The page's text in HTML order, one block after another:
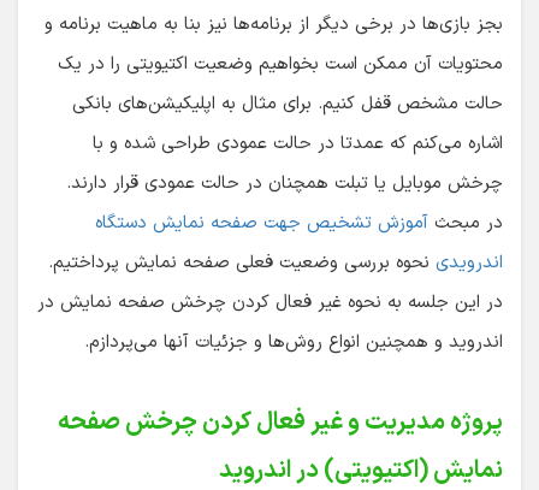
بجز بازی‌ها در برخی دیگر از برنامه‌ها نیز بنا به ماهیت برنامه و
محتویات آن ممکن است بخواهیم وضعیت اکتیویتی را در یک
حالت مشخص قفل کنیم. برای مثال به اپلیکیشن‌های بانکی
اشاره می‌کنم که عمدتا در حالت عمودی طراحی شده و با
چرخش موبایل یا تبلت همچنان در حالت عمودی قرار دارند.
در مبحث آموزش تشخیص جهت صفحه نمایش دستگاه
اندرویدی نحوه بررسی وضعیت فعلی صفحه نمایش پرداختیم.
در این جلسه به نحوه غیر فعال کردن چرخش صفحه نمایش در
اندروید و همچنین انواع روش‌ها و جزئیات آنها می‌پردازم.
پروژه مدیریت و غیر فعال کردن چرخش صفحه
نمایش (اکتیویتی) در اندروید